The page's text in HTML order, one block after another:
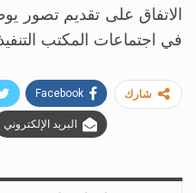
الاتفاق على تقديم تصور
في اجتماعات المكتب
شارك Facebook
البريد الإلكتروني